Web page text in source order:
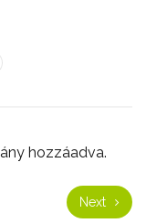
hozzáadva.
Next